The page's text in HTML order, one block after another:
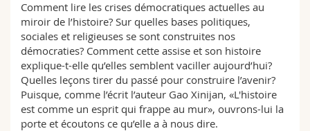
Comment lire les crises démocratiques actuelles au
miroir de l’histoire? Sur quelles bases politiques,
sociales et religieuses se sont construites nos
démocraties? Comment cette assise et son histoire
explique-t-elle qu’elles semblent vaciller aujourd’hui?
Quelles leçons tirer du passé pour construire l’avenir?
Puisque, comme l’écrit l’auteur Gao Xinijan, «L'histoire
est comme un esprit qui frappe au mur», ouvrons-lui la
porte et écoutons ce qu’elle a à nous dire.